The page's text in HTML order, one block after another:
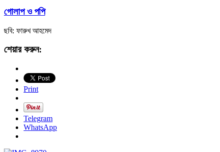
গোলাপ ও পপি
ছবি: ফারুখ আহমেদ
শেয়ার করুন:
Print
Telegram
WhatsApp